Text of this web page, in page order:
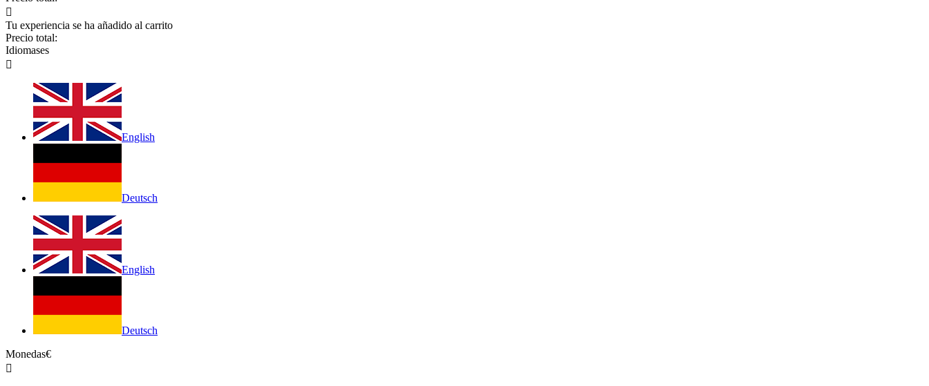

Tu experiencia se ha añadido al carrito
Precio total:
Idiomases

English
Deutsch
English
Deutsch
Monedas€
